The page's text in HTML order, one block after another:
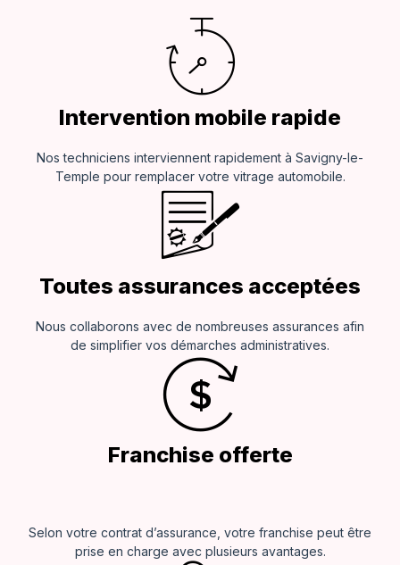
Intervention mobile rapide
Nos techniciens interviennent rapidement à Savigny-le-
Temple pour remplacer votre vitrage automobile.
Toutes assurances acceptées
Nous collaborons avec de nombreuses assurances afin
de simplifier vos démarches administratives.
Franchise offerte
Selon votre contrat d’assurance, votre franchise peut être
prise en charge avec plusieurs avantages.